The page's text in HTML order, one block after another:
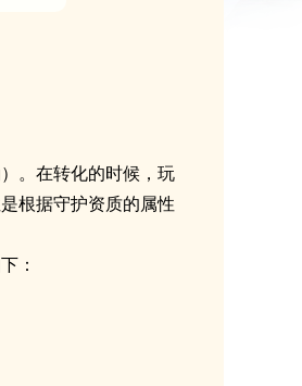
。在转化的时候，玩
根据守护资质的属性
：